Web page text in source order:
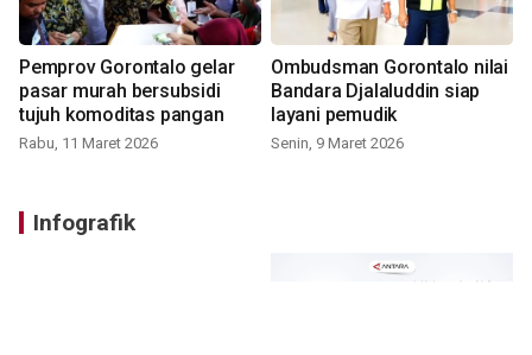
Pemprov Gorontalo gelar
pasar murah bersubsidi
tujuh komoditas pangan
Rabu, 11 Maret 2026
Ombudsman Gorontalo nilai
Bandara Djalaluddin siap
layani pemudik
Senin, 9 Maret 2026
Infografik